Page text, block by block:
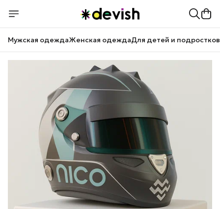
Мужская одеждаЖенская одеждаДля детей и подростков